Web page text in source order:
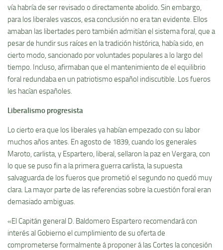
ví­a habrí­a de ser revisado o directamente abolido. Sin embargo,
para los liberales vascos, esa conclusión no era tan evidente. Ellos
amaban las libertades pero también admití­an el sistema foral, que a
pesar de hundir sus raí­ces en la tradición histórica, habí­a sido, en
cierto modo, sancionado por voluntades populares a lo largo del
tiempo. Incluso, afirmaban que el mantenimiento de el equilibrio
foral redundaba en un patriotismo español indiscutible. Los fueros
les hací­an españoles.
Liberalismo progresista
Lo cierto era que los liberales ya habí­an empezado con su labor
muchos años antes. En agosto de 1839, cuando los generales
Maroto, carlista, y Espartero, liberal, sellaron la paz en Vergara, con
lo que se puso fin a la primera guerra carlista, la supuesta
salvaguarda de los fueros que prometió el segundo no quedó muy
clara. La mayor parte de las referencias sobre la cuestión foral eran
demasiado ambiguas.
«El Capitán general D. Baldomero Espartero recomendará con
interés al Gobierno el cumplimiento de su oferta de
comprometerse formalmente á proponer á las Cortes la concesión